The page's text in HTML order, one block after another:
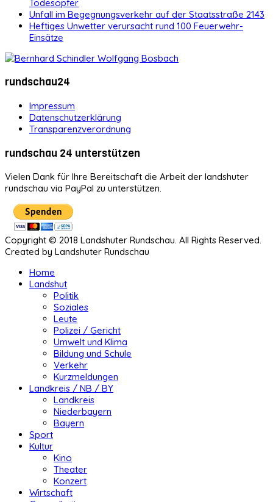
Todesopfer
Unfall im Begegnungsverkehr auf der Staatsstraße 2143
Heftiges Unwetter verursacht rund 100 Feuerwehr-
Einsätze
rundschau24
Impressum
Datenschutzerklärung
Transparenzverordnung
rundschau 24 unterstützen
Vielen Dank für Ihre Bereitschaft die Arbeit der landshuter
rundschau via PayPal zu unterstützen.
Copyright © 2018 Landshuter Rundschau. All Rights Reserved.
Created by Landshuter Rundschau
Home
Landshut
Politik
Soziales
Leute
Polizei / Gericht
Umwelt und Klima
Bildung und Schule
Verkehr
Kurzmeldungen
Landkreis / NB / BY
Landkreis
Niederbayern
Bayern
Sport
Kultur
Kino
Theater
Konzert
Wirtschaft